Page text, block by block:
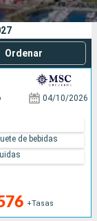
Compañías
Ordenar
04/10/2026
+Tasas
de bebidas